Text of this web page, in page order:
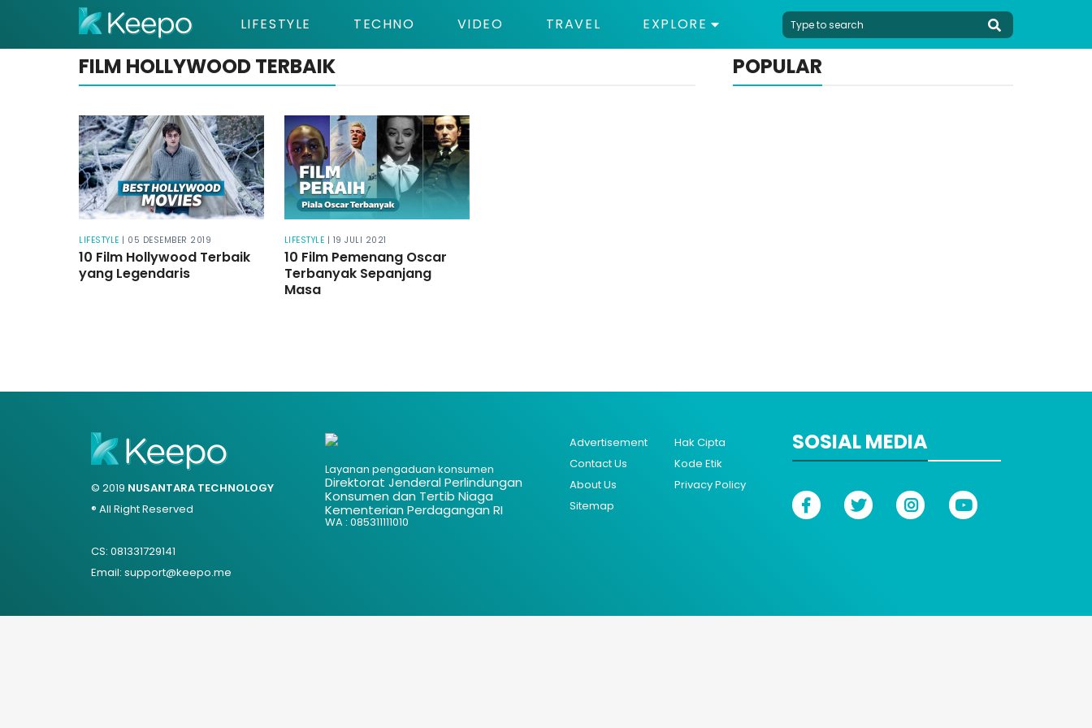
LIFESTYLE TECHNO VIDEO TRAVEL EXPLORE
FILM HOLLYWOOD TERBAIK
LIFESTYLE | 05 DESEMBER 2019
10 Film Hollywood Terbaik
yang Legendaris
LIFESTYLE | 19 JULI 2021
10 Film Pemenang Oscar
Terbanyak Sepanjang
Masa
POPULAR
© 2019 NUSANTARA TECHNOLOGY
® All Right Reserved
CS: 081331729141
Email: support@keepo.me
Layanan pengaduan konsumen
Direktorat Jenderal Perlindungan
Konsumen dan Tertib Niaga
Kementerian Perdagangan RI
WA : 085311111010
Advertisement
Hak Cipta
Contact Us
Kode Etik
About Us
Privacy Policy
Sitemap
SOSIAL MEDIA